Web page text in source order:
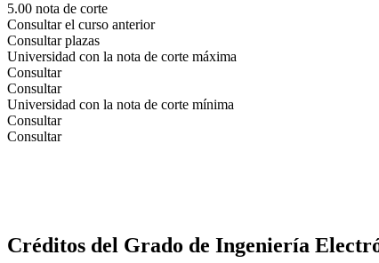
5.00 nota de corte
Consultar el curso anterior
Consultar plazas
Universidad con la nota de corte máxima
Consultar
Consultar
Universidad con la nota de corte mínima
Consultar
Consultar
Créditos del Grado de Ingeniería